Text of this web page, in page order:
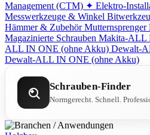
Management (CTM) ✦ Elektro-
Messwerkzeuge & Winkel
Hämmer & Zubehör Mutternsprenger
Magazinierte Schrauben Makita-ALL
ALL IN ONE (ohne Akku) Dewalt-
Dewalt-ALL IN ONE (ohne Akku)
Schrauben-Finder
Normgerecht. Schnell.